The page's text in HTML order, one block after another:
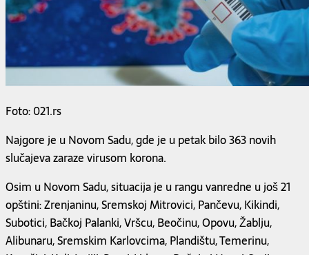
Foto: 021.rs
Najgore je u Novom Sadu, gde je u petak bilo 363 novih
slučajeva zaraze virusom korona.
Osim u Novom Sadu, situacija je u rangu vanredne u još 21
opštini: Zrenjaninu, Sremskoj Mitrovici, Pančevu, Kikindi,
Subotici, Bačkoj Palanki, Vršcu, Beočinu, Opovu, Žablju,
Alibunaru, Sremskim Karlovcima, Plandištu, Temerinu,